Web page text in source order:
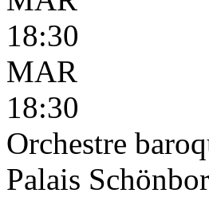
18:30
MAR
18:30
Orchestre
Palais